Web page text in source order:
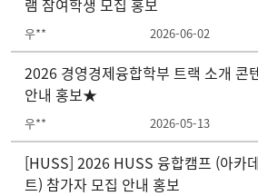
램 참여학생 모집 홍보
우** 2026-06-02
2026 경영경제융합학부 트랙 소개 콘
안내 홍보★
우** 2026-05-13
[HUSS] 2026 HUSS 융합캠프 (아카
트) 참가자 모집 안내 홍보